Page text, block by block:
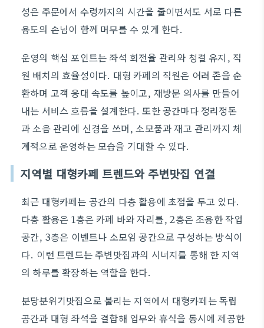
성은 주문에서 수령까지의 시간을 줄이면서도 서로 다른
용도의 손님이 함께 머무를 수 있게 한다.
운영의 핵심 포인트는 좌석 회전율 관리와 청결 유지, 직
원 배치의 효율성이다. 대형 카페의 직원은 여러 존을 순
환하며 고객 응대 속도를 높이고, 재방문 의사를 만들어
내는 서비스 흐름을 설계한다. 또한 공간마다 정리정돈
과 소음 관리에 신경을 쓰며, 소모품과 재고 관리까지 체
계적으로 운영하는 모습을 기대할 수 있다.
지역별 대형카페 트렌드와 주변맛집 연결
최근 대형카페는 공간의 다층 활용에 초점을 두고 있다.
다층 활용은 1층은 카페 바와 자리를, 2층은 조용한 작업
공간, 3층은 이벤트나 소모임 공간으로 구성하는 방식이
다. 이런 트렌드는 주변맛집과의 시너지를 통해 한 지역
의 하루를 확장하는 역할을 한다.
분당분위기맛집으로 불리는 지역에서 대형카페는 독립
공간과 대형 좌석을 결합해 업무와 휴식을 동시에 제공한